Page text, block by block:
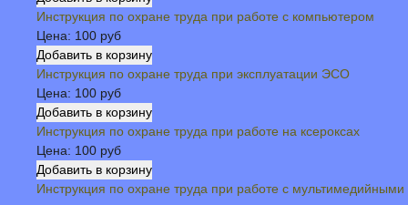
Инструкция по охране труда при работе с компьютером
Цена: 100 руб
Инструкция по охране труда при эксплуатации ЭСО
Цена: 100 руб
Инструкция по охране труда при работе на ксероксах
Цена: 100 руб
Инструкция по охране труда при работе с мультимедийными